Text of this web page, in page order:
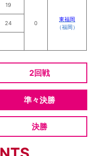
19
0
東福岡
（福岡）
24
2回戦
準々決勝
決勝